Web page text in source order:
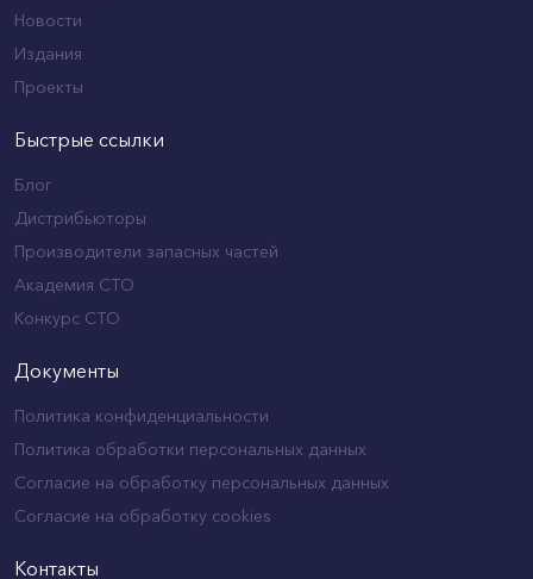
Новости
Издания
Проекты
Быстрые ссылки
Блог
Дистрибьюторы
Производители запасных частей
Академия СТО
Конкурс СТО
Документы
Политика конфиденциальности
Политика обработки персональных данных
Согласие на обработку персональных данных
Согласие на обработку cookies
Контакты